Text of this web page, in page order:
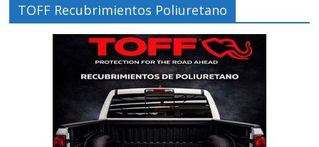
TOFF Recubrimientos Poliuretano